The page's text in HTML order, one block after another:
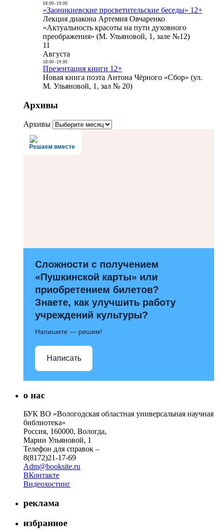
18:00- 19:00
«Заоникиевские просветительские беседы» 12+
Лекция диакона Артемия Овчаренко
«Актуальность красоты на пути духовного
преображения» (М. Ульяновой, 1, зале №12)
11
Августа
18:00- 19:00
Презентация книги 12+
Новая книга поэта Антона Чёрного «Сбор» (ул.
М. Ульяновой, 1, зал № 20)
Архивы
Архивы
Решаем вместе
Сложности с получением
«Пушкинской карты» или
приобретением билетов?
Знаете, как улучшить работу
учреждений культуры?
Напишите — решим!
Написать
о нас
БУК ВО «Вологодская областная универсальная научная
библиотека»
Россия, 160000, Вологда,
Марии Ульяновой, 1
Телефон для справок –
8(8172)21-17-69
Adm@booksite.ru
ВКонтакте
Видеохостинг
реклама
избранное